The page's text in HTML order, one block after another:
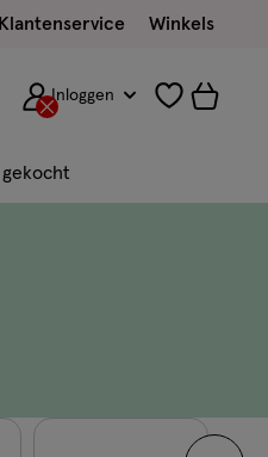
Klantenservice Winkels
Inloggen
gekocht